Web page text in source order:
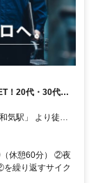
！20代・30代活
休憩60分） ②夜
繰り返すサイク